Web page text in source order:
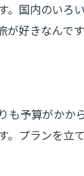
。国内のいろ
好きなんです
も予算がかか
。プランを立